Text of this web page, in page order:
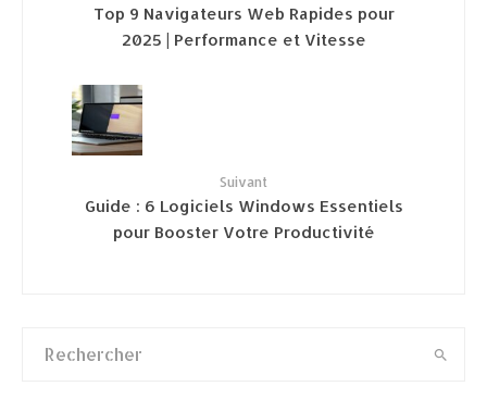
Top 9 Navigateurs Web Rapides pour
2025 | Performance et Vitesse
Suivant
Guide : 6 Logiciels Windows Essentiels
pour Booster Votre Productivité